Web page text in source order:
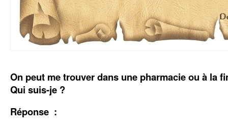
On peut me trouver dans une pharmacie ou à la
Qui suis-je ?
Réponse :